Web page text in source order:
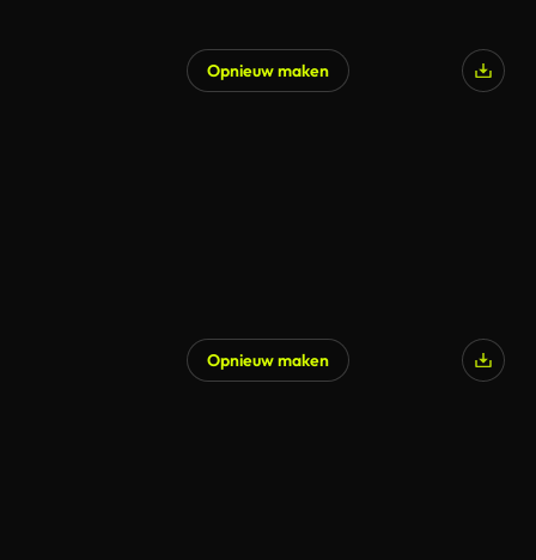
Opnieuw maken
Opnieuw maken